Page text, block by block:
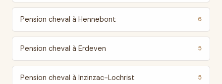
Pension cheval à Hennebont 6
Pension cheval à Erdeven 5
Pension cheval à Inzinzac-Lochrist 5